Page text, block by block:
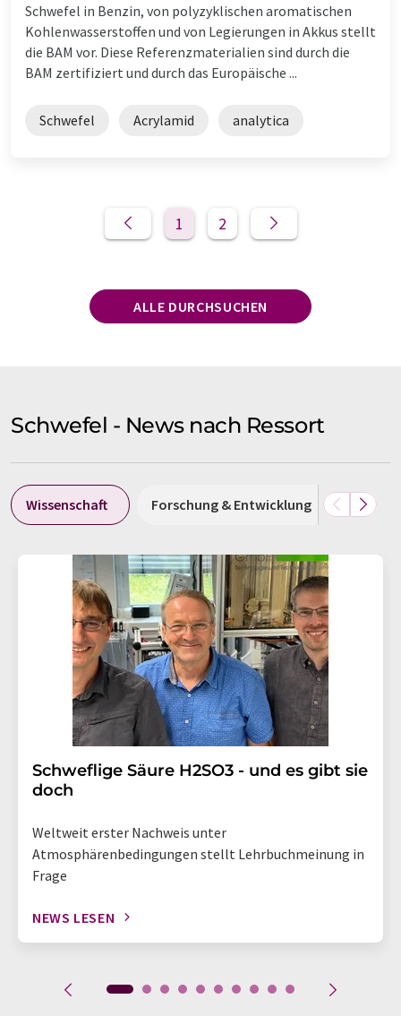
Schwefel in Benzin, von polyzyklischen aromatischen
Kohlenwasserstoffen und von Legierungen in Akkus stellt
die BAM vor. Diese Referenzmaterialien sind durch die
BAM zertifiziert und durch das Europäische ...
Schwefel Acrylamid analytica
1 2
ALLE DURCHSUCHEN
Schwefel - News nach Ressort
Wissenschaft Forschung & Entwicklung Politik
Schweflige Säure H2SO3 - und es gibt sie
doch
Weltweit erster Nachweis unter
Atmosphärenbedingungen stellt Lehrbuchmeinung in
Frage
NEWS LESEN